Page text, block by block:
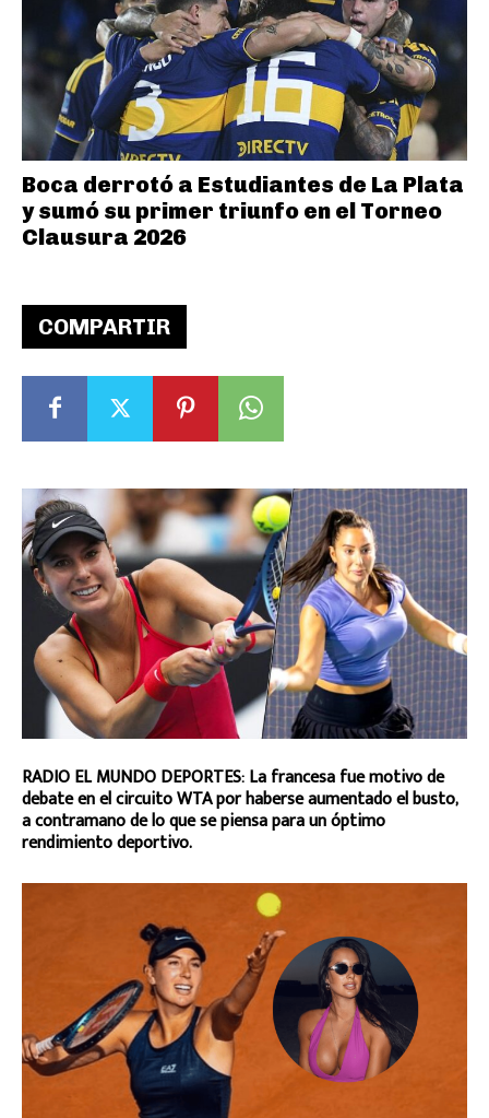
COMPARTIR
RADIO EL MUNDO DEPORTES: La francesa fue motivo de
debate en el circuito WTA por haberse aumentado el busto,
a contramano de lo que se piensa para un óptimo
rendimiento deportivo.
Boca derrotó a Estudiantes de La Plata
y sumó su primer triunfo en el Torneo
Clausura 2026